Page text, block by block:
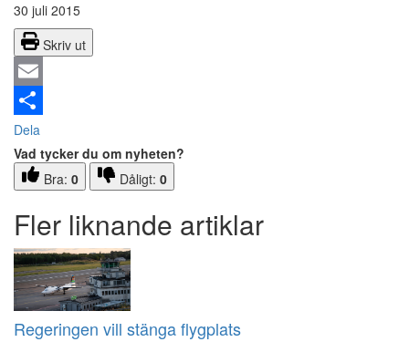
30 juli 2015
Skriv ut
Email
Dela
Vad tycker du om nyheten?
Bra: 0 Dåligt: 0
Fler liknande artiklar
Regeringen vill stänga flygplats